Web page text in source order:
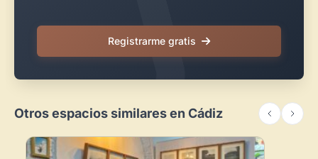
Registrarme gratis
Otros espacios similares en Cádiz